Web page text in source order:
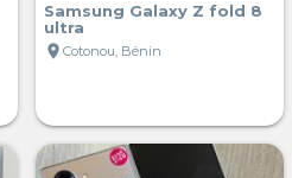
Samsung Galaxy Z fold 8
ultra
location_on Cotonou, Bénin